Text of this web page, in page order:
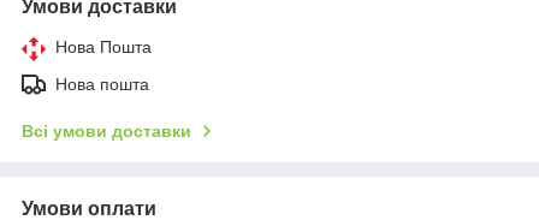
Умови доставки
Нова Пошта
Нова пошта
Всі умови доставки
Умови оплати